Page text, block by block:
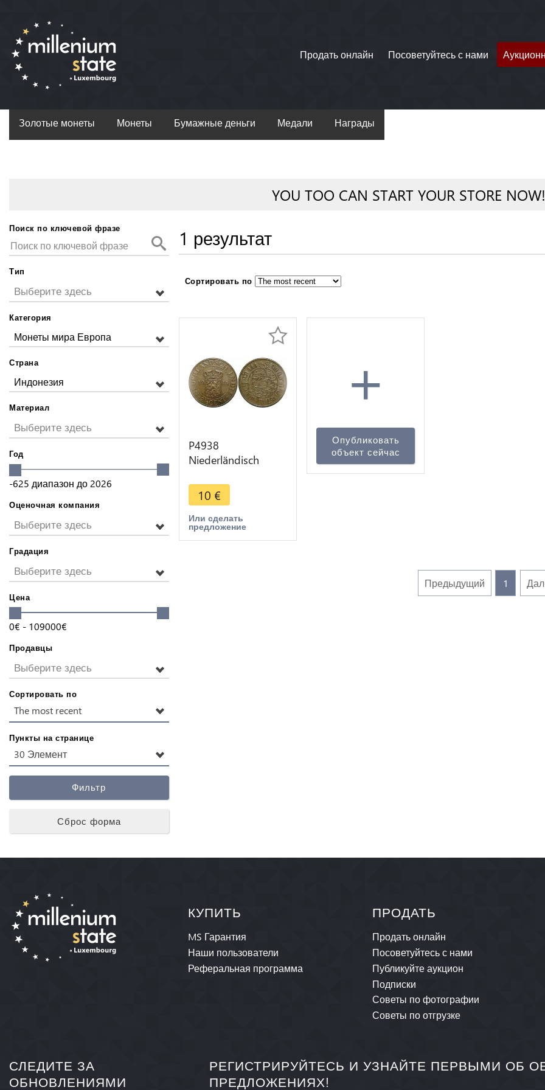
Продать онлайн Посоветуйтесь с нами
Золотые монеты Монеты Бумажные деньги Медали Награды
YOU TOO CAN START YOUR STORE NOW!
Поиск по ключевой фразе
Тип
Выберите здесь
Категория
Монеты мира Европа
Страна
Индонезия
Материал
Выберите здесь
Год
-625 диапазон до 2026
Оценочная компания
Выберите здесь
Градация
Выберите здесь
Цена
0€ - 109000€
Продавцы
Выберите здесь
Сортировать по
The most recent
Пункты на странице
30 Элемент
Фильтр
Сброс форма
1 результат
Сортировать по
P4938
Niederländisch
Cents Wilhelmina
1945 AU -> M offer
10 €
Или сделать
предложение
+
Опубликовать
объект сейчас
Предыдущий 1
КУПИТЬ
MS Гарантия
Наши пользователи
Реферальная программа
ПРОДАТЬ
Продать онлайн
Посоветуйтесь с нами
Публикуйте аукцион
Подписки
Советы по фотографии
Советы по отгрузке
СЛЕДИТЕ ЗА
ОБНОВЛЕНИЯМИ
РЕГИСТРИРУЙТЕСЬ И УЗНАЙТЕ ПЕРВЫМИ ОБ
ПРЕДЛОЖЕНИЯХ!